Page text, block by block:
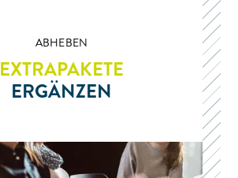
ABHEBEN
EXTRAPAKETE
ERGÄNZEN